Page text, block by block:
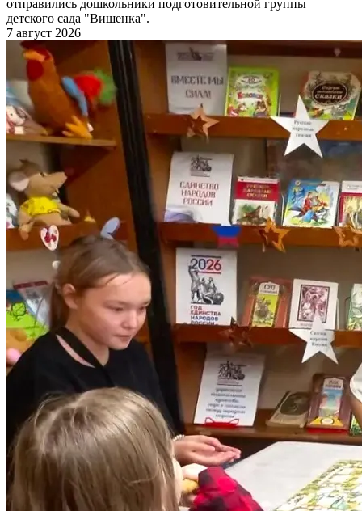
отправились дошкольники подготовительной группы
детского сада "Вишенка".
7 август 2026